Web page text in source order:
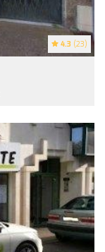
4.3 (23)